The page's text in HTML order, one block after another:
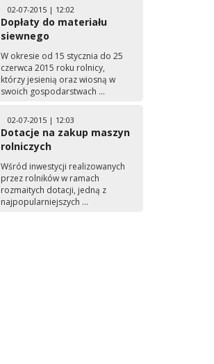
02-07-2015 | 12:02
Dopłaty do materiału
siewnego
W okresie od 15 stycznia do 25
czerwca 2015 roku rolnicy,
którzy jesienią oraz wiosną w
swoich gospodarstwach ...
02-07-2015 | 12:03
Dotacje na zakup maszyn
rolniczych
Wśród inwestycji realizowanych
przez rolników w ramach
rozmaitych dotacji, jedną z
najpopularniejszych ...